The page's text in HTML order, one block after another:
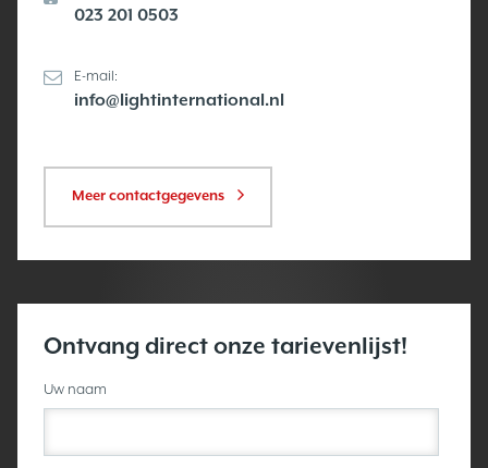
023 201 0503
E-mail:
info@lightinternational.nl
Meer contactgegevens
Ontvang direct onze tarievenlijst!
Uw naam